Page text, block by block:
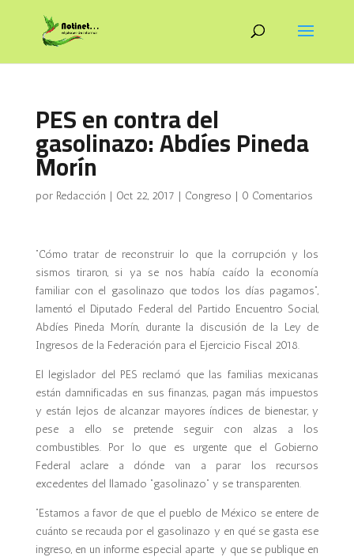
PES en contra del
gasolinazo: Abdíes Pineda
Morín
por Redacción | Oct 22, 2017 | Congreso | 0 Comentarios
“Cómo tratar de reconstruir lo que la corrupción y los
sismos tiraron, si ya se nos había caído la economía
familiar con el gasolinazo que todos los días pagamos”,
lamentó el Diputado Federal del Partido Encuentro Social,
Abdíes Pineda Morín, durante la discusión de la Ley de
Ingresos de la Federación para el Ejercicio Fiscal 2018.
El legislador del PES reclamó que las familias mexicanas
están damnificadas en sus finanzas, pagan más impuestos
y están lejos de alcanzar mayores índices de bienestar, y
pese a ello se pretende seguir con alzas a los
combustibles. Por lo que es urgente que el Gobierno
Federal aclare a dónde van a parar los recursos
excedentes del llamado “gasolinazo” y se transparenten.
“Estamos a favor de que el pueblo de México se entere de
cuánto se recauda por el gasolinazo y en qué se gasta ese
ingreso, en un informe especial aparte y que se publique en